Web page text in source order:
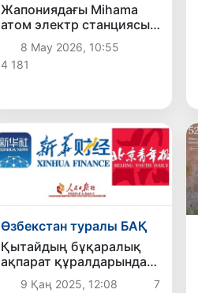
Жапониядағы Mihama
атом электр станциясы
станциясында будың
шығуы анықталды
8 Мау 2026, 10:55
4 181
Өзбекстан туралы БАҚ
Қытайдың бұқаралық
ақпарат құралдарында
Өзбекстанға деген
9 Қаң 2025, 12:08 7